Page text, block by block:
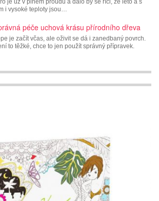
je už v plném proudu a dalo by se říci, že léto a s
i vysoké teploty jsou…
péče uchová krásu přírodního dřeva
je začít včas, ale oživit se dá i zanedbaný povrch.
to těžké, chce to jen použít správný přípravek.